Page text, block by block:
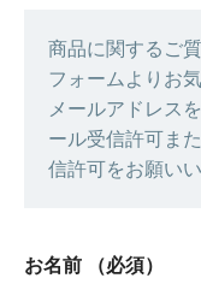
商品に関するご
フォームよりお
メールアドレス
ール受信許可ま
信許可をお願い
お名前 （必須）